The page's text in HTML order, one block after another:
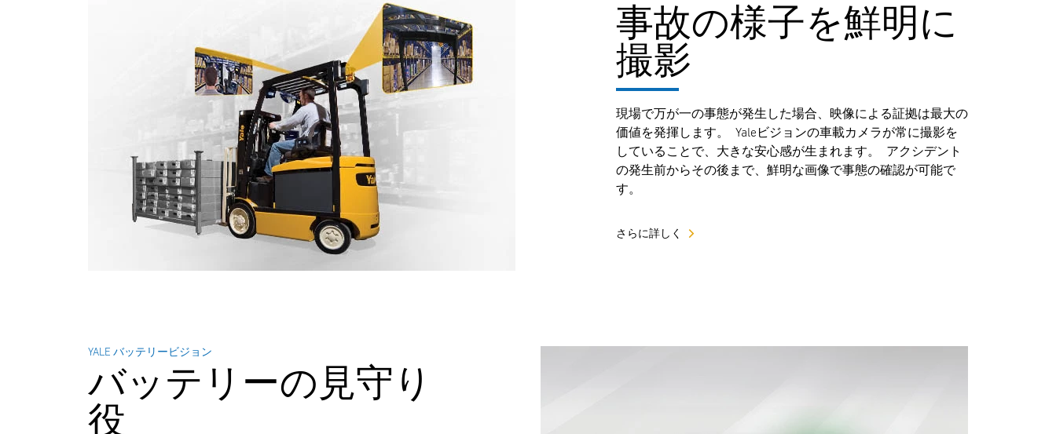
事故の様子を鮮明に
撮影
現場で万が一の事態が発生した場合、映像による証拠は最大の
価値を発揮します。 Yaleビジョンの車載カメラが常に撮影を
していることで、大きな安心感が生まれます。 アクシデント
の発生前からその後まで、鮮明な画像で事態の確認が可能で
す。
さらに詳しく
YALE バッテリービジョン
バッテリーの見守り
役